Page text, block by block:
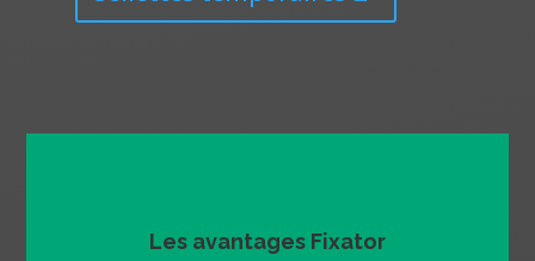
Les avantages Fixator